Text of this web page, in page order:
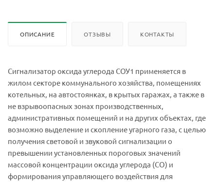
ОПИСАНИЕ ОТЗЫВЫ КОНТАКТЫ
Сигнализатор оксида углерода СОУ1 применяется в
жилом секторе коммунального хозяйства, помещениях
котельных, на автостоянках, в крытых гаражах, а также в
не взрывоопасных зонах производственных,
административных помещений и на других объектах, где
возможно выделение и скопление угарного газа, с целью
получения световой и звуковой сигнализации о
превышении установленных пороговых значений
массовой концентрации оксида углерода (СО) и
формирования управляющего воздействия для